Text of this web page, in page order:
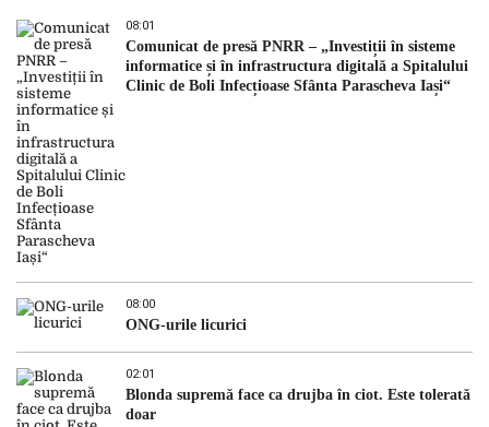
08:01
Comunicat de presă PNRR – „Investiții în sisteme
informatice și în infrastructura digitală a Spitalului
Clinic de Boli Infecțioase Sfânta Parascheva Iași“
08:00
ONG-urile licurici
02:01
Blonda supremă face ca drujba în ciot. Este tolerată
doar